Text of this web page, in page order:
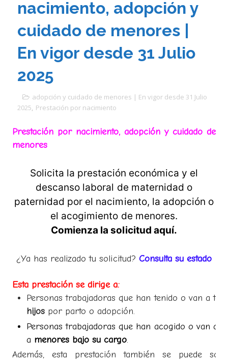
nacimiento, adopción y
cuidado de menores |
En vigor desde 31 Julio
2025
adopción y cuidado de menores | En vigor desde 31 Julio
2025, Prestación por nacimiento
Prestación por nacimiento, adopción y cuidado de
menores
Solicita la prestación económica y el
descanso laboral de maternidad o
paternidad por el nacimiento, la adopción o
el acogimiento de menores.
Comienza la solicitud aquí.
¿Ya has realizado tu solicitud? Consulta su estado
Esta prestación se dirige a:
Personas trabajadoras que han tenido o van a
hijos por parto o adopción.
Personas trabajadoras que han acogido o van a
a menores bajo su cargo.
Además, esta prestación también se puede